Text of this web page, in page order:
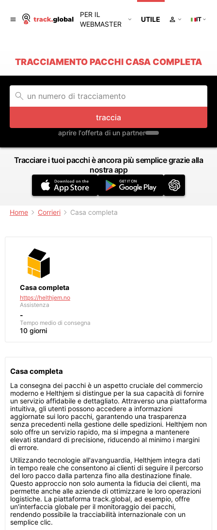
PER IL
WEBMASTER
UTILE IT
TRACCIAMENTO PACCHI CASA COMPLETA
traccia
aprire l'offerta di un partner
Tracciare i tuoi pacchi è ancora più semplice grazie alla
nostra app
Home Corrieri Casa completa
Casa completa
https://helthjem.no
Assistenza
-
Tempo medio di consegna
10 giorni
Casa completa
La consegna dei pacchi è un aspetto cruciale del commercio
moderno e Helthjem si distingue per la sua capacità di fornire
un servizio affidabile e dettagliato. Attraverso una piattaforma
intuitiva, gli utenti possono accedere a informazioni
aggiornate sui loro pacchi, garantendo una trasparenza
senza precedenti nella gestione delle spedizioni. Helthjem non
solo offre un servizio rapido, ma si impegna a mantenere
elevati standard di precisione, riducendo al minimo i margini
di errore.
Utilizzando tecnologie all'avanguardia, Helthjem integra dati
in tempo reale che consentono ai clienti di seguire il percorso
del loro pacco dalla partenza fino alla destinazione finale.
Questo approccio non solo aumenta la fiducia dei clienti, ma
permette anche alle aziende di ottimizzare le loro operazioni
logistiche. La piattaforma track.global, ad esempio, offre
un'interfaccia globale per il monitoraggio dei pacchi,
rendendo possibile la tracciabilità internazionale con un
semplice clic.